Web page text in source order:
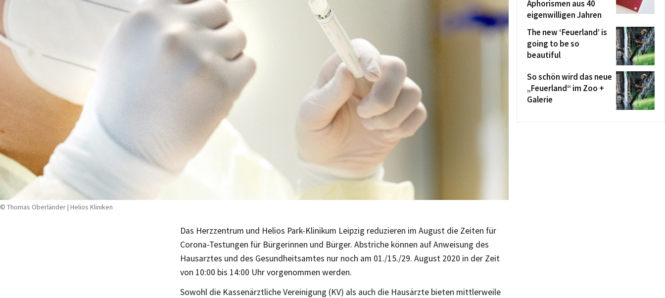
© Thomas Oberländer | Helios Kliniken
Das Herzzentrum und Helios Park-Klinikum Leipzig reduzieren im August die Zeiten für
Corona-Testungen für Bürgerinnen und Bürger. Abstriche können auf Anweisung des
Hausarztes und des Gesundheitsamtes nur noch am 01./15./29. August 2020 in der Zeit
von 10:00 bis 14:00 Uhr vorgenommen werden.
Sowohl die Kassenärztliche Vereinigung (KV) als auch die Hausärzte bieten mittlerweile
Aphorismen aus 40
eigenwilligen Jahren
The new ‘Feuerland’ is
going to be so
beautiful
So schön wird das neue
„Feuerland“ im Zoo +
Galerie